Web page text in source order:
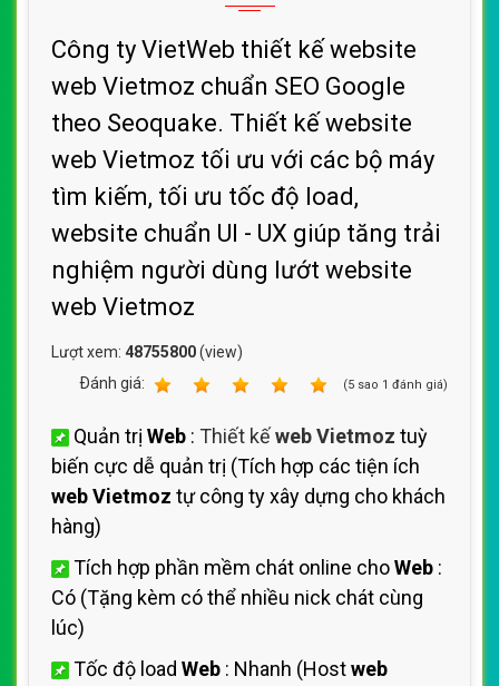
Công ty VietWeb thiết kế website
web Vietmoz chuẩn SEO Google
theo Seoquake. Thiết kế website
web Vietmoz tối ưu với các bộ máy
tìm kiếm, tối ưu tốc độ load,
website chuẩn UI - UX giúp tăng trải
nghiệm người dùng lướt website
web Vietmoz
Lượt xem: 48755800(view)
Ðánh giá:
(5 sao 1 đánh giá)
Quản trị Web : Thiết kếweb Vietmoz tuỳ
biến cực dễ quản trị (Tích hợp các tiện ích
web Vietmoz tự công ty xây dựng cho khách
hàng)
Tích hợp phần mềm chát online choWeb :
Có (Tặng kèm có thể nhiều nick chát cùng
lúc)
Tốc độ load Web : Nhanh (Hostweb